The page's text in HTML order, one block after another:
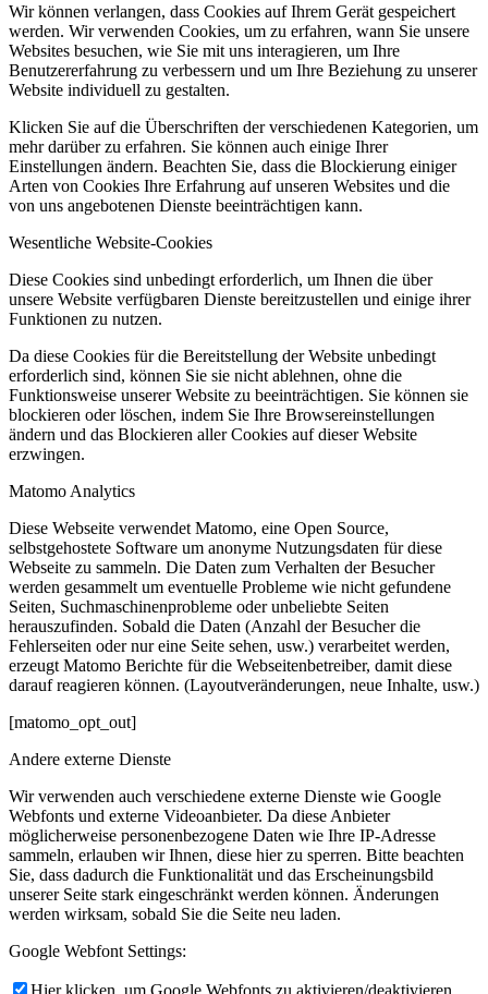
Wir können verlangen, dass Cookies auf Ihrem Gerät gespeichert
werden. Wir verwenden Cookies, um zu erfahren, wann Sie unsere
Websites besuchen, wie Sie mit uns interagieren, um Ihre
Benutzererfahrung zu verbessern und um Ihre Beziehung zu unserer
Website individuell zu gestalten.
Klicken Sie auf die Überschriften der verschiedenen Kategorien, um
mehr darüber zu erfahren. Sie können auch einige Ihrer
Einstellungen ändern. Beachten Sie, dass die Blockierung einiger
Arten von Cookies Ihre Erfahrung auf unseren Websites und die
von uns angebotenen Dienste beeinträchtigen kann.
Wesentliche Website-Cookies
Diese Cookies sind unbedingt erforderlich, um Ihnen die über
unsere Website verfügbaren Dienste bereitzustellen und einige ihrer
Funktionen zu nutzen.
Da diese Cookies für die Bereitstellung der Website unbedingt
erforderlich sind, können Sie sie nicht ablehnen, ohne die
Funktionsweise unserer Website zu beeinträchtigen. Sie können sie
blockieren oder löschen, indem Sie Ihre Browsereinstellungen
ändern und das Blockieren aller Cookies auf dieser Website
erzwingen.
Matomo Analytics
Diese Webseite verwendet Matomo, eine Open Source,
selbstgehostete Software um anonyme Nutzungsdaten für diese
Webseite zu sammeln. Die Daten zum Verhalten der Besucher
werden gesammelt um eventuelle Probleme wie nicht gefundene
Seiten, Suchmaschinenprobleme oder unbeliebte Seiten
herauszufinden. Sobald die Daten (Anzahl der Besucher die
Fehlerseiten oder nur eine Seite sehen, usw.) verarbeitet werden,
erzeugt Matomo Berichte für die Webseitenbetreiber, damit diese
darauf reagieren können. (Layoutveränderungen, neue Inhalte, usw.)
[matomo_opt_out]
Andere externe Dienste
Wir verwenden auch verschiedene externe Dienste wie Google
Webfonts und externe Videoanbieter. Da diese Anbieter
möglicherweise personenbezogene Daten wie Ihre IP-Adresse
sammeln, erlauben wir Ihnen, diese hier zu sperren. Bitte beachten
Sie, dass dadurch die Funktionalität und das Erscheinungsbild
unserer Seite stark eingeschränkt werden können. Änderungen
werden wirksam, sobald Sie die Seite neu laden.
Google Webfont Settings:
Hier klicken, um Google Webfonts zu aktivieren/deaktivieren.